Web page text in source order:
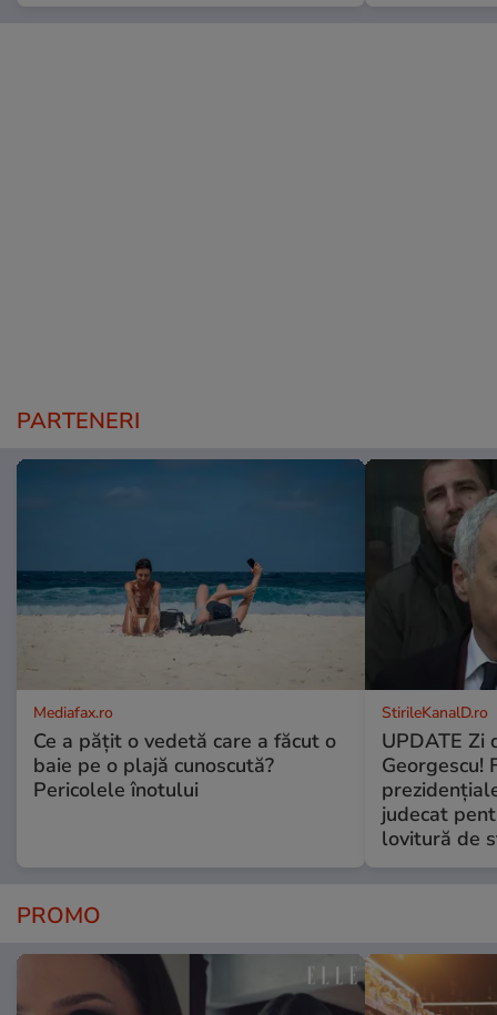
PARTENERI
Mediafax.ro
Ce a pățit o vedetă care a făcut o
baie pe o plajă cunoscută?
Pericolele înotului
StirileKanalD.ro
UPDATE Zi
Georgescu!
judecat
lovitură de
PROMO